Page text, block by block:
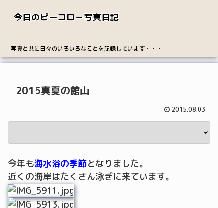
今日のピーコロ－写真日記
写真と共に日々のいろいろなことを記録しています・・・
2015真夏の館山
2015.08.03
今年も海水浴の季節となりました。
近くの海岸はたくさん泳ぎに来ています。